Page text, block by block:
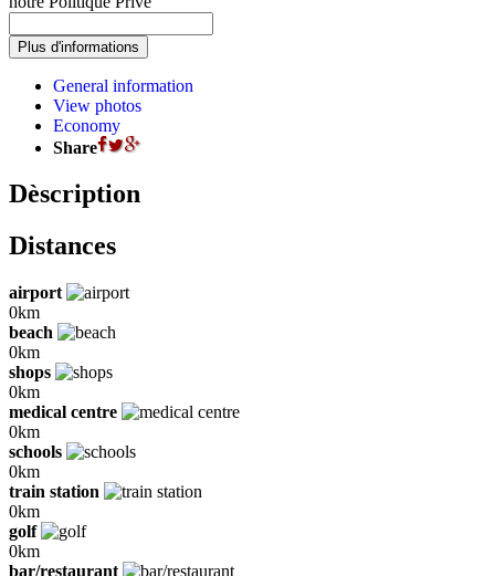
General information
View photos
Economy
Share
Dèscription
Distances
airport
0km
beach
0km
shops
0km
medical centre
0km
schools
0km
train station
0km
golf
0km
bar/restaurant